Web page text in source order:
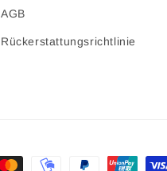
AGB
Rückerstattungsrichtlinie